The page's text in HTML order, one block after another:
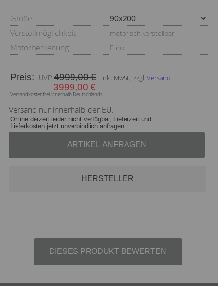
Größe
Verstellmöglichkeit
motorisch verstellbar
Motorbedienung Funk
Preis:
4999,00 €
3999,00 €
inkl. MwSt., zzgl. Versand
Versandkostenfrei innerhalb Deutschlands.
Versand nur innerhalb der EU.
Online derzeit leider nicht verfügbar, Lieferzeit und
Lieferkosten jetzt unverbindlich anfragen.
ARTIKEL ANFRAGEN
HERSTELLER
DIESES PRODUKT BEWERTEN